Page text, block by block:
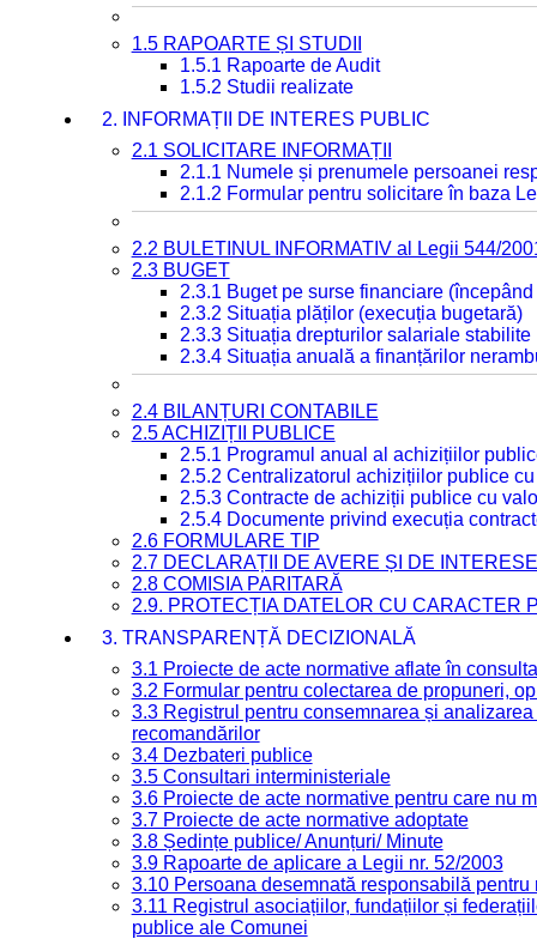
1.5 RAPOARTE ȘI STUDII
1.5.1 Rapoarte de Audit
1.5.2 Studii realizate
2. INFORMAȚII DE INTERES PUBLIC
2.1 SOLICITARE INFORMAȚII
2.1.1 Numele și prenumele persoanei
2.1.2 Formular pentru solicitare în baza
2.2 BULETINUL INFORMATIV al Legii 544/
2.3 BUGET
2.3.1 Buget pe surse financiare
2.3.2 Situația plăților (execuția bugetară)
2.3.3 Situația drepturilor salariale
2.3.4 Situația anuală a finanțărilor
2.4 BILANȚURI CONTABILE
2.5 ACHIZIȚII PUBLICE
2.5.1 Programul anual al achizițiilor
2.5.2 Centralizatorul achizițiilor publice
2.5.3 Contracte de achiziții publice cu
2.5.4 Documente privind execuția
2.6 FORMULARE TIP
2.7 DECLARAȚII DE AVERE ȘI DE INTERESE
2.8 COMISIA PARITARĂ
2.9. PROTECȚIA DATELOR CU CARACTER
3. TRANSPARENȚĂ DECIZIONALĂ
3.1 Proiecte de acte normative aflate în
3.2 Formular pentru colectarea de propuneri,
3.3 Registrul pentru consemnarea și
recomandărilor
3.4 Dezbateri publice
3.5 Consultari interministeriale
3.6 Proiecte de acte normative pentru care nu
3.7 Proiecte de acte normative adoptate
3.8 Ședințe publice/ Anunțuri/ Minute
3.9 Rapoarte de aplicare a Legii nr. 52/2003
3.10 Persoana desemnată responsabilă
3.11 Registrul asociațiilor, fundațiilor și
publice ale Comunei